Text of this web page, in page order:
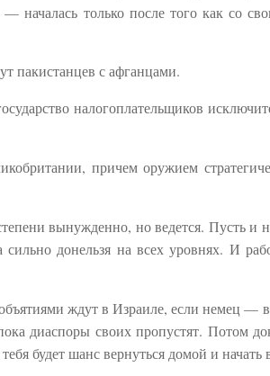
началась только после того как со
пакистанцев с афганцами.
налогоплательщиков
причем оружием
вынужденно, но ведется. Пусть и
донельзя на всех уровнях. И
ждут в Израиле, если немец —
диаспоры своих пропустят. Потом
будет шанс вернуться домой и начать